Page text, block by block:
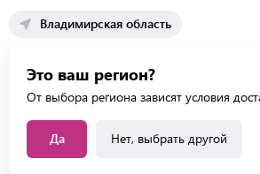
Владимирская область
Это ваш регион?
От выбора региона зависят условия
Да Нет, выбрать другой
Каталог услуг